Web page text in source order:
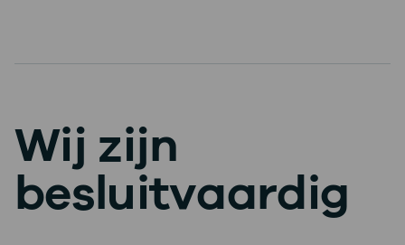
Wij zijn
besluitvaardig